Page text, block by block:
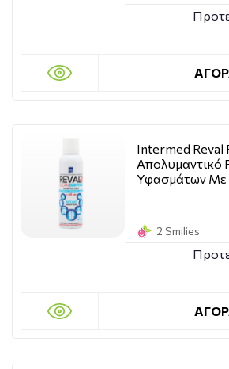
Intermed Reval
Απολυμαντικό
Υφασμάτων
2 Smilies